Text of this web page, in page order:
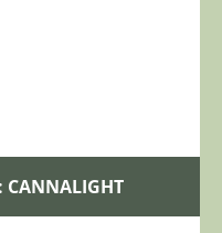
CANNALIGHT